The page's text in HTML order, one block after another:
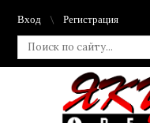
Вход Регистрация